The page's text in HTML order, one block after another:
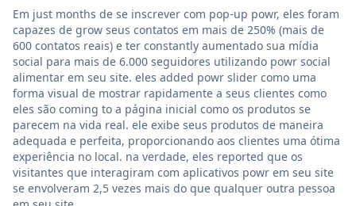
Em just months de se inscrever com pop-up powr, eles foram
capazes de grow seus contatos em mais de 250% (mais de
600 contatos reais) e ter constantly aumentado sua mídia
social para mais de 6.000 seguidores utilizando powr social
alimentar em seu site. eles added powr slider como uma
forma visual de mostrar rapidamente a seus clientes como
eles são coming to a página inicial como os produtos se
parecem na vida real. ele exibe seus produtos de maneira
adequada e perfeita, proporcionando aos clientes uma ótima
experiência no local. na verdade, eles reported que os
visitantes que interagiram com aplicativos powr em seu site
se envolveram 2,5 vezes mais do que qualquer outra pessoa